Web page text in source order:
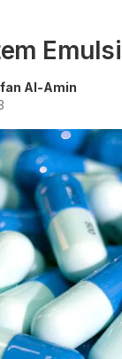
Al-Amin